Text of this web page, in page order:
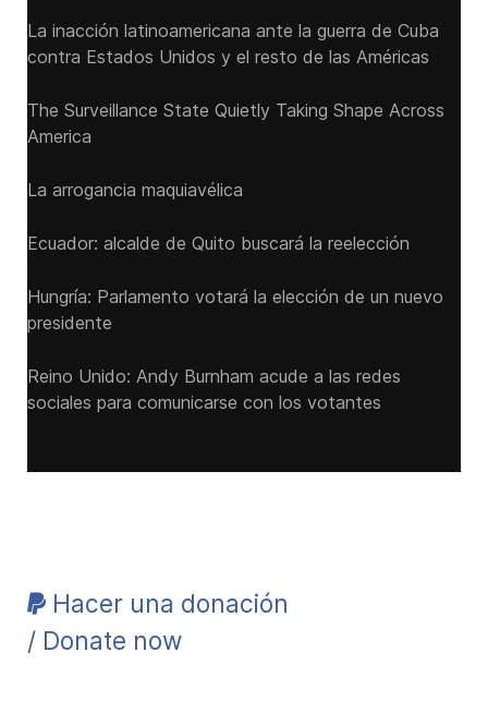
La inacción latinoamericana ante la guerra de Cuba
contra Estados Unidos y el resto de las Américas
The Surveillance State Quietly Taking Shape Across
America
La arrogancia maquiavélica
Ecuador: alcalde de Quito buscará la reelección
Hungría: Parlamento votará la elección de un nuevo
presidente
Reino Unido: Andy ‌Burnham acude a las redes
sociales para comunicarse con los votantes
Hacer una donación
/ Donate now